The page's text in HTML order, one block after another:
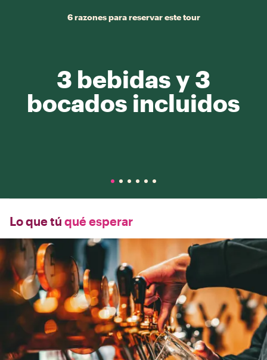
6 razones para reservar este tour
3 bebidas y 3
bocados incluidos
Lo que tú qué esperar